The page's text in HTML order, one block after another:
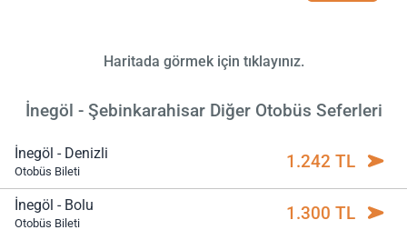
Haritada görmek için tıklayınız.
İnegöl - Şebinkarahisar Diğer Otobüs Seferleri
İnegöl - Denizli
Otobüs Bileti 1.242 TL
İnegöl - Bolu
Otobüs Bileti 1.300 TL